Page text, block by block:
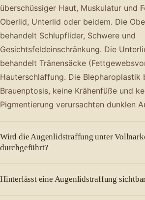
überschüssiger Haut, Muskulatur und
Oberlid, Unterlid oder beidem. Die
behandelt Schlupflider, Schwere und
Gesichtsfeldeinschränkung. Die
behandelt Tränensäcke
Hauterschlaffung. Die Blepharoplastik
Brauenptosis, keine Krähenfüße und
Pigmentierung verursachten dunklen
Wird die Augenlidstraffung unter
durchgeführt?
Hinterlässt eine Augenlidstraffung